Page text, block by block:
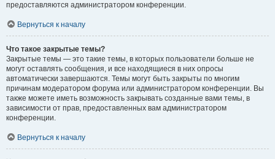
предоставляются администратором конференции.
Вернуться к началу
Что такое закрытые темы?
Закрытые темы — это такие темы, в которых пользователи больше не
могут оставлять сообщения, и все находящиеся в них опросы
автоматически завершаются. Темы могут быть закрыты по многим
причинам модератором форума или администратором конференции. Вы
также можете иметь возможность закрывать созданные вами темы, в
зависимости от прав, предоставленных вам администратором
конференции.
Вернуться к началу